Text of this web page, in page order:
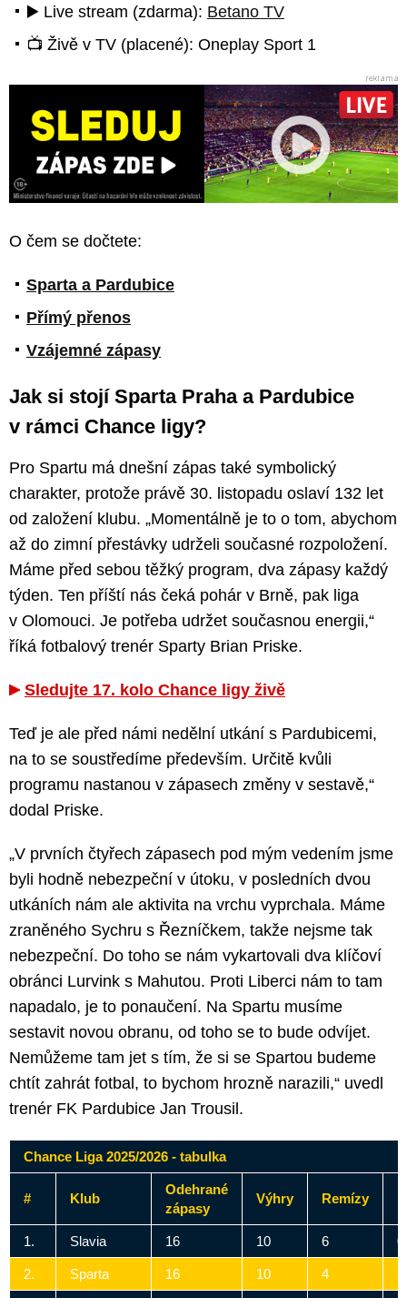
▶️ Live stream (zdarma): Betano TV
📺 Živě v TV (placené): Oneplay Sport 1
O čem se dočtete:
Sparta a Pardubice
Přímý přenos
Vzájemné zápasy
Jak si stojí Sparta Praha a Pardubice
v rámci Chance ligy?
Pro Spartu má dnešní zápas také symbolický
charakter, protože právě 30. listopadu oslaví 132 let
od založení klubu. „Momentálně je to o tom, abychom
až do zimní přestávky udrželi současné rozpoložení.
Máme před sebou těžký program, dva zápasy každý
týden. Ten příští nás čeká pohár v Brně, pak liga
v Olomouci. Je potřeba udržet současnou energii,“
říká fotbalový trenér Sparty Brian Priske.
Sledujte 17. kolo Chance ligy živě
Teď je ale před námi nedělní utkání s Pardubicemi,
na to se soustředíme především. Určitě kvůli
programu nastanou v zápasech změny v sestavě,“
dodal Priske.
„V prvních čtyřech zápasech pod mým vedením jsme
byli hodně nebezpeční v útoku, v posledních dvou
utkáních nám ale aktivita na vrchu vyprchala. Máme
zraněného Sychru s Řezníčkem, takže nejsme tak
nebezpeční. Do toho se nám vykartovali dva klíčoví
obránci Lurvink s Mahutou. Proti Liberci nám to tam
napadalo, je to ponaučení. Na Spartu musíme
sestavit novou obranu, od toho se to bude odvíjet.
Nemůžeme tam jet s tím, že si se Spartou budeme
chtít zahrát fotbal, to bychom hrozně narazili,“ uvedl
trenér FK Pardubice Jan Trousil.
Chance Liga 2025/2026 - tabulka
# Klub
Odehrané
zápasy
Výhry Remízy
1. Slavia 16 10 6 0
2. Sparta 16 10 4